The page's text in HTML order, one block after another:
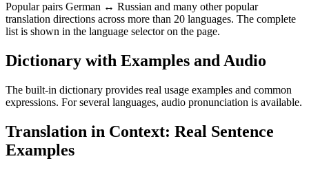
Popular pairs German ↔ Russian and many other popular
translation directions across more than 20 languages. The complete
list is shown in the language selector on the page.
Dictionary with Examples and Audio
The built-in dictionary provides real usage examples and common
expressions. For several languages, audio pronunciation is available.
Translation in Context: Real Sentence
Examples